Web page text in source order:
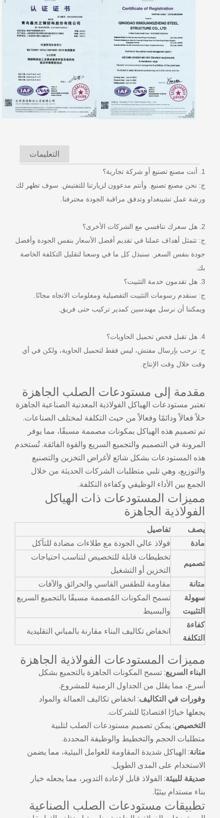
التعليمات
1. أنت مصنع تصنيع أو شركة تجارية؟
ج: نحن مصنع تصنيع. وأنتم مدعوون لزيارتنا للتفتيش. سوف تظهر لك
ورشة عمل تشينغداو وتدفق مراقبة الجودة محترفنا.
2. هل سعرك تنافسي مع الشركات الأخرى؟
ج: تتمثل أهداف عملنا في تقديم أفضل الأسعار بنفس الجودة وأفضل
جودة بنفس السعر. سنبذل كل ما في وسعنا لتقليل التكلفة الخاصة
بك.
3. هل تقدمون خدمة التثبيت؟
ج: سنقدم رسومات التثبيت التفصيلية ومعلومات الاتجاه مجانًا.
ويمكننا أن نرسل مهندسين كمدير تركيب حتى فريق.
4. هل تقبل فحص تحميل الحاويات؟
ج: نرحب بإرسال مفتش، ليس فقط لتحميل الحاوية، ولكن في أي
وقت خلال وقت الإنتاج.
مقدمة إلى مستودعات الصلب الجاهزة
تعتبر مستودعات الهياكل الفولاذية المعدنية الصناعية الجاهزة
حلاً فعالاً ودائمًا وفعالاً من حيث التكلفة لمختلف الصناعات.
تم تصميم هذه الهياكل بمكونات مصممة مسبقًا، مما يوفر
المرونة في التصميم والتجميع السريع والقوة الفائقة. تُستخدم
هذه المستودعات بشكل شائع لأغراض التخزين والتصنيع
والتوزيع، وهي تلبي متطلبات الشركات الحديثة من خلال
الجمع بين الأداء الوظيفي وكفاءة التكلفة.
مميزات المستودعات ذات الهياكل
الفولاذية الجاهزة
يصف
تفاصيل
مادة
فولاذ عالي الجودة مع طلاءات مضادة للتآكل
تصميم
تخطيطات قابلة للتخصيص لتناسب احتياجات
التخزين أو التشغيل
متانة
مقاومة للطقس القاسي والحرائق والآفات
سهولة
التثبيت
تسمح المكونات المُصممة مسبقًا بالتجميع السريع
والبسيط
كفاءة
التكلفة
انخفاض تكاليف البناء مقارنة بالمباني التقليدية
مميزات المستودعات الفولاذية الجاهزة
البناء السريع: تسمح المكونات الجاهزة بالتجميع بشكل
أسرع، مما يقلل من الجداول الزمنية للمشروع.
وفورات في التكاليف: انخفاض تكاليف العمالة والمواد
يجعلها خيارًا اقتصاديًا للشركات.
التخصيص: يمكن تصميم مستودعات الصلب لتلبية
متطلبات الحجم والتخطيط والوظيفة المحددة.
متانة: الهياكل شديدة المقاومة للعوامل البيئية، مما يضمن
الاستخدام على المدى الطويل.
صديقة للبيئة: الفولاذ قابل لإعادة التدوير، مما يجعله خيار
بناء مستدام بيئيًا.
تطبيقات مستودعات الصلب الصناعية